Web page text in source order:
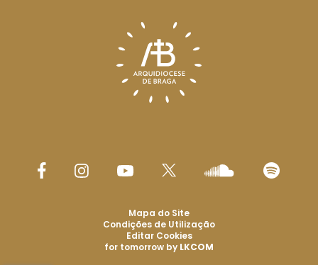
Mapa do Site
Condições de Utilização
Editar Cookies
for tomorrow by LKCOM